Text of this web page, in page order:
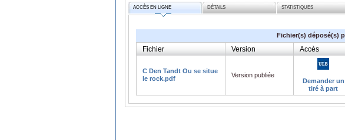
ACCÈS EN LIGNE DÉTAILS STATISTIQUES
Fichier(s) déposé(s)
Fichier Version Accès
C Den Tandt Ou se situe
le rock.pdf
Version publiée
Demander un
tiré à part